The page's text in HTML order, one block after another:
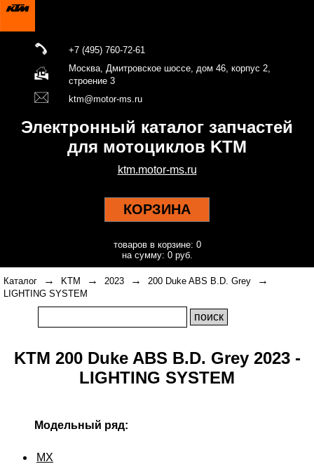
+7 (495) 760-72-61
Москва, Дмитровское шоссе, дом 46, корпус 2,
строение 3
ktm@motor-ms.ru
Электронный каталог запчастей
для мотоциклов KTM
ktm.motor-ms.ru
КОРЗИНА
товаров в корзине: 0
на сумму: 0 руб.
Каталог → KTM → 2023 → 200 Duke ABS B.D. Grey →
LIGHTING SYSTEM
KTM 200 Duke ABS B.D. Grey 2023 -
LIGHTING SYSTEM
Модельный ряд:
MX